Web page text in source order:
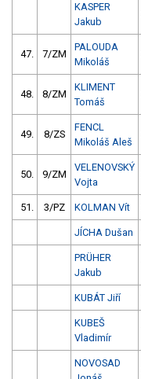
KASPER
Jakub
47. 7/ZM
PALOUDA
Mikoláš
48. 8/ZM
KLIMENT
Tomáš
49. 8/ZS
FENCL
Mikoláš Aleš
50. 9/ZM
VELENOVSKÝ
Vojta
51. 3/PZ KOLMAN Vít
JÍCHA Dušan
PRÜHER
Jakub
KUBÁT Jiří
KUBEŠ
Vladimír
NOVOSAD